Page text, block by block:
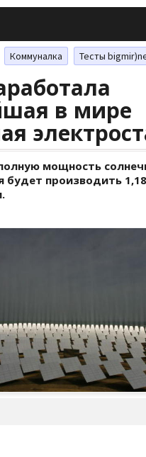
Коммуналка Тесты
в мире
мощность
будет производить